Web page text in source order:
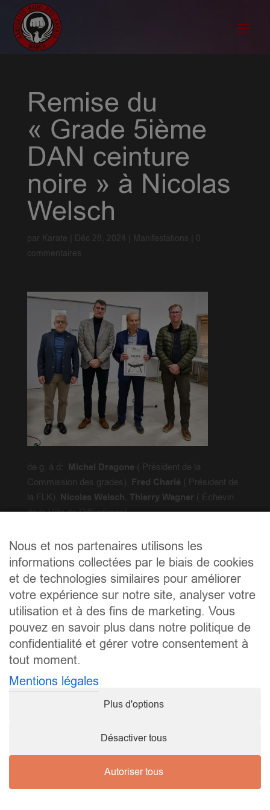
Remise du
« Grade 5ième
DAN ceinture
noire » à Nicolas
Welsch
par Karate Déc 28, 2024 Manifestations
0
commentaires
de g. à d: Michel Dragone ( Président de la
Commission des grades), Fred Charlé ( Président de
la FLK), Nicolas Welsch Thierry Wagner ( Échevin
de la Ville de Differdange)
Lors d’une réception offerte par la fédération
luxembourgeoise de Karaté (FLK), le grade de5ième
DAN ceinture noirea été remis à Nicolas WELSCH.
Nous et nos partenaires utilisons les
informations collectées par le biais de cookies
et de technologies similaires pour améliorer
votre expérience sur notre site, analyser votre
utilisation et à des fins de marketing. Vous
pouvez en savoir plus dans notre politique de
confidentialité et gérer votre consentement à
tout moment.
Mentions légales
Plus d'options
Désactiver tous
Autoriser tous